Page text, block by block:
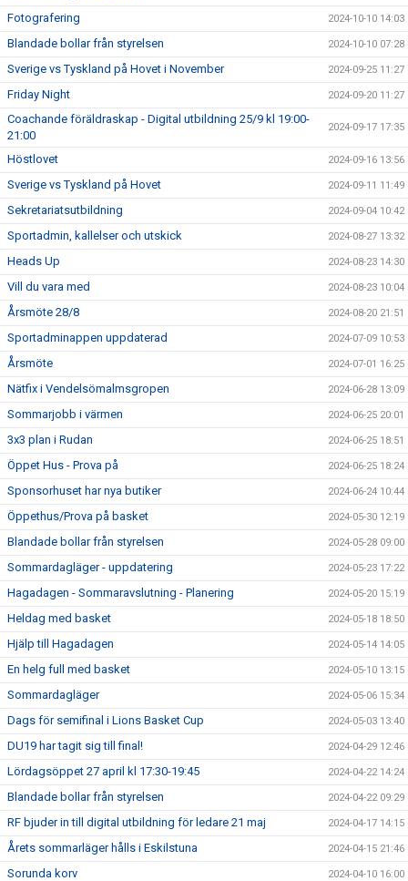
Fotografering 2024-10-10 14:03
Blandade bollar från styrelsen 2024-10-10 07:28
Sverige vs Tyskland på Hovet i November 2024-09-25 11:27
Friday Night 2024-09-20 11:27
Coachande föräldraskap - Digital utbildning 25/9 kl 19:00-
21:00
2024-09-17 17:35
Höstlovet 2024-09-16 13:56
Sverige vs Tyskland på Hovet 2024-09-11 11:49
Sekretariatsutbildning 2024-09-04 10:42
Sportadmin, kallelser och utskick 2024-08-27 13:32
Heads Up 2024-08-23 14:30
Vill du vara med 2024-08-23 10:04
Årsmöte 28/8 2024-08-20 21:51
Sportadminappen uppdaterad 2024-07-09 10:53
Årsmöte 2024-07-01 16:25
Nätfix i Vendelsömalmsgropen 2024-06-28 13:09
Sommarjobb i värmen 2024-06-25 20:01
3x3 plan i Rudan 2024-06-25 18:51
Öppet Hus - Prova på 2024-06-25 18:24
Sponsorhuset har nya butiker 2024-06-24 10:44
Öppethus/Prova på basket 2024-05-30 12:19
Blandade bollar från styrelsen 2024-05-28 09:00
Sommardagläger - uppdatering 2024-05-23 17:22
Hagadagen - Sommaravslutning - Planering 2024-05-20 15:19
Heldag med basket 2024-05-18 18:50
Hjälp till Hagadagen 2024-05-14 14:05
En helg full med basket 2024-05-10 13:15
Sommardagläger 2024-05-06 15:34
Dags för semifinal i Lions Basket Cup 2024-05-03 13:40
DU19 har tagit sig till final! 2024-04-29 12:46
Lördagsöppet 27 april kl 17:30-19:45 2024-04-22 14:24
Blandade bollar från styrelsen 2024-04-22 09:29
RF bjuder in till digital utbildning för ledare 21 maj 2024-04-17 14:15
Årets sommarläger hålls i Eskilstuna 2024-04-15 21:46
Sorunda korv 2024-04-10 16:00